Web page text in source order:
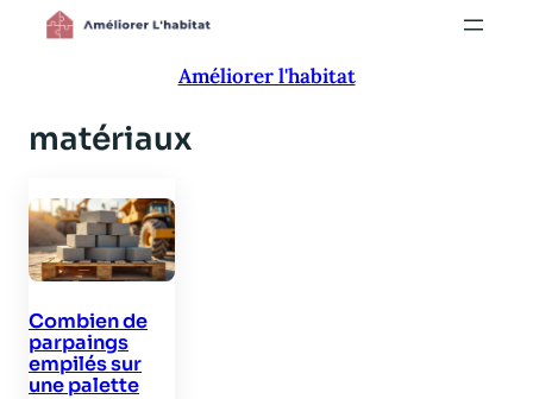
Aller
Améliorer l'habitat
matériaux
Combien de
parpaings
empilés sur
une palette